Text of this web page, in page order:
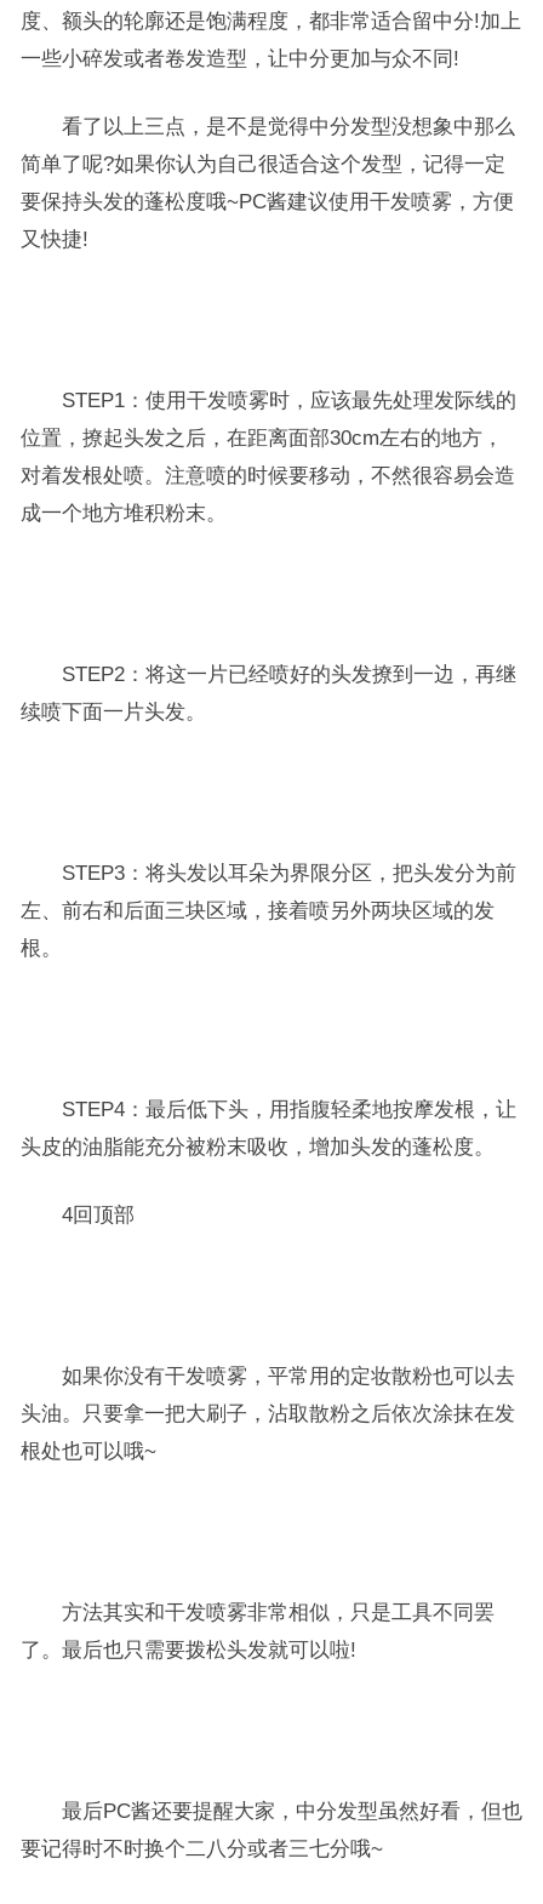
度、额头的轮廓还是饱满程度，都非常适合留中分!加上
一些小碎发或者卷发造型，让中分更加与众不同!
看了以上三点，是不是觉得中分发型没想象中那么
简单了呢?如果你认为自己很适合这个发型，记得一定
要保持头发的蓬松度哦~PC酱建议使用干发喷雾，方便
又快捷!
STEP1：使用干发喷雾时，应该最先处理发际线的
位置，撩起头发之后，在距离面部30cm左右的地方，
对着发根处喷。注意喷的时候要移动，不然很容易会造
成一个地方堆积粉末。
STEP2：将这一片已经喷好的头发撩到一边，再继
续喷下面一片头发。
STEP3：将头发以耳朵为界限分区，把头发分为前
左、前右和后面三块区域，接着喷另外两块区域的发
根。
STEP4：最后低下头，用指腹轻柔地按摩发根，让
头皮的油脂能充分被粉末吸收，增加头发的蓬松度。
4回顶部
如果你没有干发喷雾，平常用的定妆散粉也可以去
头油。只要拿一把大刷子，沾取散粉之后依次涂抹在发
根处也可以哦~
方法其实和干发喷雾非常相似，只是工具不同罢
了。最后也只需要拨松头发就可以啦!
最后PC酱还要提醒大家，中分发型虽然好看，但也
要记得时不时换个二八分或者三七分哦~